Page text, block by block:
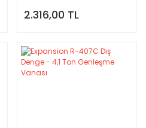
2.316,00 TL